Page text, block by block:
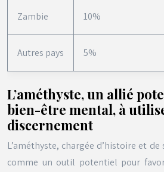
Zambie 10%
Autres pays 5%
L’améthyste, un allié
bien-être mental, à
discernement
L’améthyste, chargée d’histoire et
comme un outil potentiel pour